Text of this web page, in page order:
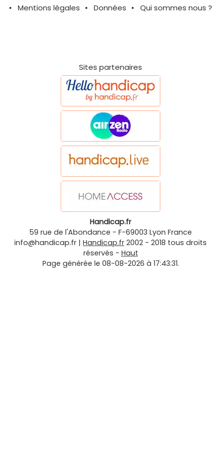
Mentions légales
Données Qui sommes nous ?
Sites partenaires
Handicap.fr
59 rue de l'Abondance - F-69003 Lyon France
info@handicap.fr | Handicap.fr 2002 - 2018 tous droits
réservés - Haut
Page générée le 08-08-2026 à 17:43:31.